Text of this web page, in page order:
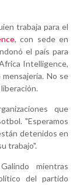
trabaja para el
, con sede en
el país para
Intelligence,
No se
que
"Esperamos
detenidos en
trabajo".
mientras
del partido